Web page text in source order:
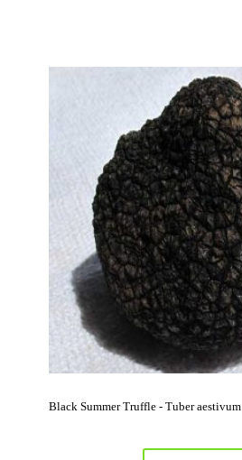
Black Summer Truffle - Tuber aestivum